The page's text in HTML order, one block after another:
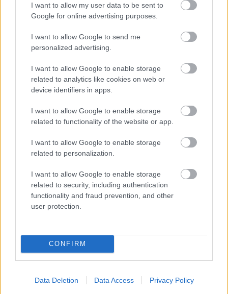
I want to allow my user data to be sent to
Google for online advertising purposes.
I want to allow Google to send me
personalized advertising.
I want to allow Google to enable storage
related to analytics like cookies on web or
device identifiers in apps.
I want to allow Google to enable storage
related to functionality of the website or app.
I want to allow Google to enable storage
related to personalization.
I want to allow Google to enable storage
related to security, including authentication
functionality and fraud prevention, and other
user protection.
CONFIRM
Data Deletion Data Access Privacy Policy
Σκύλοι θεραπείας βοηθούν ανθρώπους που
αναρρώνουν από εγκεφαλικό να είναι πιο δραστήριοι
Ακολουθήστε το iatronet.gr
Widgets
Κατάλογοι Υγείας
Εφημερίες Φαρμακείων